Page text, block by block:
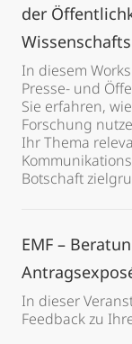
der
In diesem
Presse- und
Sie erfahren,
Forschung
Ihr Thema
Botschaft
EMF –
In dieser
Feedback zu